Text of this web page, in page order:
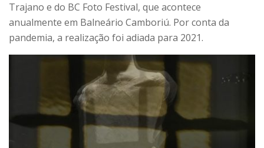
Trajano e do BC Foto Festival, que acontece
anualmente em Balneário Camboriú. Por conta da
pandemia, a realização foi adiada para 2021.